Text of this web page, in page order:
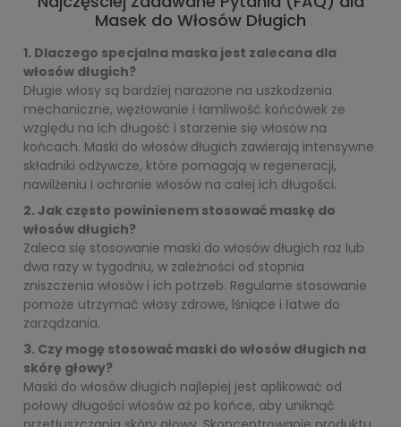
jedwabistą gładkość. Twoje
długie włosy odzyskają
dla tych, którzy marzą o
pełniejszych i zdrowszych
włosach.
Masek do Włosów Długich
1. Dlaczego specjalna maska jest zalecana dla
włosów długich?
Długie włosy są bardziej narażone na uszkodzenia
mechaniczne, węzłowanie i łamliwość końcówek ze
względu na ich długość i starzenie się włosów na
końcach. Maski do włosów długich zawierają intensywne
składniki odżywcze, które pomagają w regeneracji,
nawilżeniu i ochronie włosów na całej ich długości.
2. Jak często powinienem stosować maskę do
włosów długich?
Zaleca się stosowanie maski do włosów długich raz lub
dwa razy w tygodniu, w zależności od stopnia
zniszczenia włosów i ich potrzeb. Regularne stosowanie
pomoże utrzymać włosy zdrowe, lśniące i łatwe do
zarządzania.
3. Czy mogę stosować maski do włosów długich na
skórę głowy?
Maski do włosów długich najlepiej jest aplikować od
połowy długości włosów aż po końce, aby uniknąć